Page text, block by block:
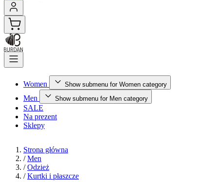
Women Show submenu for Women category
Men Show submenu for Men category
SALE
Na prezent
Sklepy
Strona główna
/ Men
/ Odzież
/ Kurtki i płaszcze